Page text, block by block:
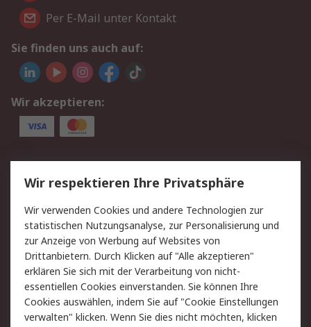
Per E-Mail unter Kontakt
Sie finden uns auch auf:
Wir akzeptieren:
Service
Value Added Services
Lieferlösungen
Rücksendungen
Kontakt
Hilfe
Privatkunden
Rechtliches
AGB
Datenschutz
Cookie-Richtlinie
Zahlungsbedingungen
Wir respektieren Ihre Privatsphäre
Wir verwenden Cookies und andere Technologien zur
statistischen Nutzungsanalyse, zur Personalisierung und
zur Anzeige von Werbung auf Websites von
Drittanbietern. Durch Klicken auf "Alle akzeptieren"
erklären Sie sich mit der Verarbeitung von nicht-
essentiellen Cookies einverstanden. Sie können Ihre
Cookies auswählen, indem Sie auf "Cookie Einstellungen
verwalten" klicken. Wenn Sie dies nicht möchten, klicken